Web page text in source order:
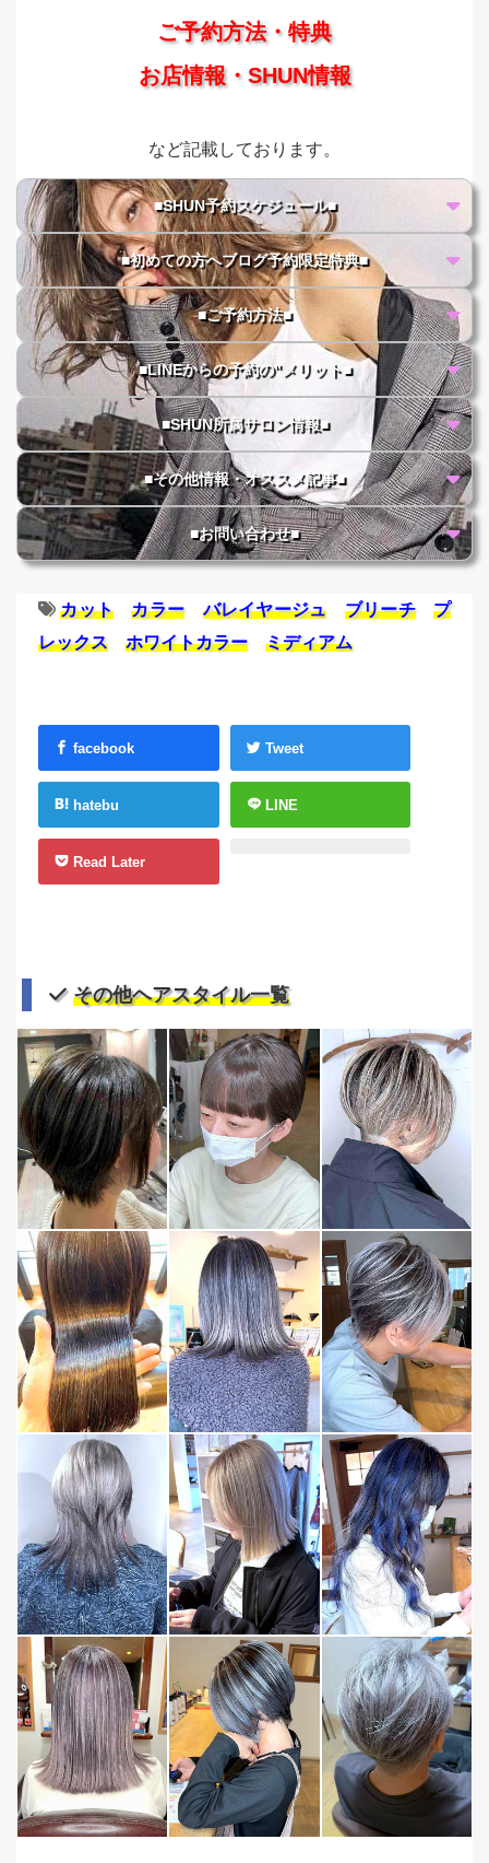
ご予約方法・特典
お店情報・SHUN情報
など記載しております。
■SHUN予約スケジュール■
■初めての方へブログ予約限定特典■
■ご予約方法■
■LINEからの予約の"メリット■
■SHUN所属サロン情報■
■その他情報・オススメ記事■
■お問い合わせ■
カット カラー バレイヤージュ ブリーチ
プ
レックス
ホワイトカラー ミディアム
facebook Tweet
hatebu LINE
Read Later
その他ヘアスタイル一覧